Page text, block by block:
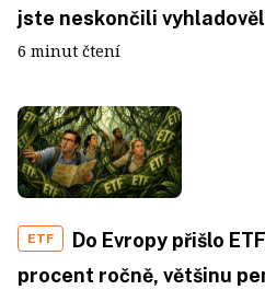
jste neskončili
6 minut čtení
ETF
Do Evropy přišlo
procent ročně, většinu